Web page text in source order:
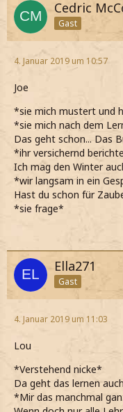
Cedric
Gast
4. Januar 2019 um 10:57
Joe
*sie mich mustert und
*sie mich nach dem
Das geht schon... Das
*ihr versichernd
Ich mag den Winter
*wir langsam in ein
Hast du schon für
*sie frage*
Ella271
Gast
4. Januar 2019 um 11:03
Lou
*Verstehend nicke*
Da geht das lernen
*Mir das manchmal